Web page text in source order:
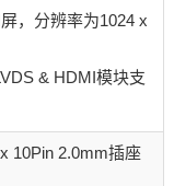
，分辨率为1024 x
& HDMI模块支
10Pin 2.0mm插座